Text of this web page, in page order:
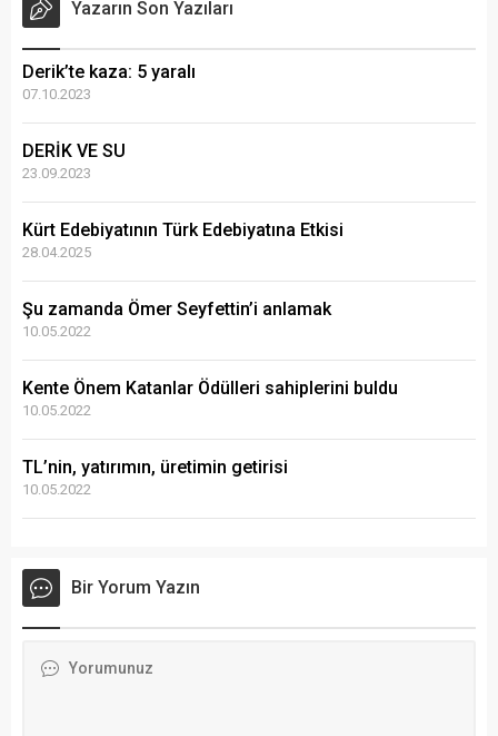
Yazarın Son Yazıları
Derik’te kaza: 5 yaralı
07.10.2023
DERİK VE SU
23.09.2023
Kürt Edebiyatının Türk Edebiyatına Etkisi
28.04.2025
Şu zamanda Ömer Seyfettin’i anlamak
10.05.2022
Kente Önem Katanlar Ödülleri sahiplerini buldu
10.05.2022
TL’nin, yatırımın, üretimin getirisi
10.05.2022
Bir Yorum Yazın